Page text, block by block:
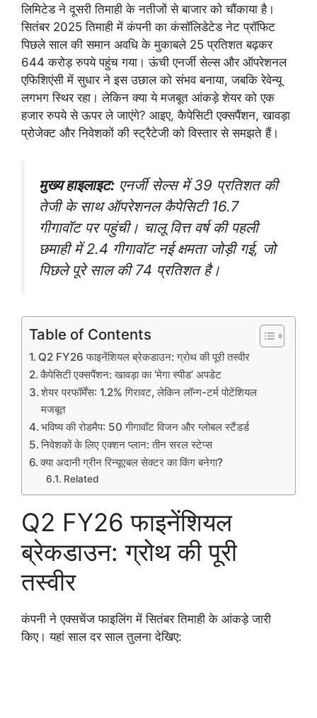
लिमिटेड ने दूसरी तिमाही के नतीजों से बाजार को चौंकाया है।
सितंबर 2025 तिमाही में कंपनी का कंसॉलिडेटेड नेट प्रॉफिट
पिछले साल की समान अवधि के मुकाबले 25 प्रतिशत बढ़कर
644 करोड़ रुपये पहुंच गया। ऊंची एनर्जी सेल्स और ऑपरेशनल
एफिशिएंसी में सुधार ने इस उछाल को संभव बनाया, जबकि रेवेन्यू
लगभग स्थिर रहा। लेकिन क्या ये मजबूत आंकड़े शेयर को एक
हजार रुपये से ऊपर ले जाएंगे? आइए, कैपेसिटी एक्सपैंशन, खावड़ा
प्रोजेक्ट और निवेशकों की स्ट्रैटेजी को विस्तार से समझते हैं।
मुख्य हाइलाइट: एनर्जी सेल्स में 39 प्रतिशत की
तेजी के साथ ऑपरेशनल कैपेसिटी 16.7
गीगावॉट पर पहुंची। चालू वित्त वर्ष की पहली
छमाही में 2.4 गीगावॉट नई क्षमता जोड़ी गई, जो
पिछले पूरे साल की 74 प्रतिशत है।
Table of Contents
Q2 FY26 फाइनेंशियल ब्रेकडाउन: ग्रोथ की पूरी तस्वीर
कैपेसिटी एक्सपैंशन: खावड़ा का ‘मेगा स्पीड’ अपडेट
शेयर परफॉर्मेंस: 1.2% गिरावट, लेकिन लॉन्ग-टर्म पोटेंशियल
मजबूत
भविष्य की रोडमैप: 50 गीगावॉट विजन और ग्लोबल स्टैंडर्ड
निवेशकों के लिए एक्शन प्लान: तीन सरल स्टेप्स
क्या अदानी ग्रीन रिन्यूएबल सेक्टर का किंग बनेगा?
Related
Q2 FY26 फाइनेंशियल
ब्रेकडाउन: ग्रोथ की पूरी
तस्वीर
कंपनी ने एक्सचेंज फाइलिंग में सितंबर तिमाही के आंकड़े जारी
किए। यहां साल दर साल तुलना देखिए: